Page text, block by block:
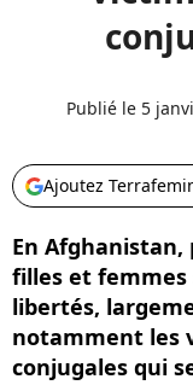
Publié le 5
Ajoutez
En
filles et
libertés,
notamment les
conjugales qui